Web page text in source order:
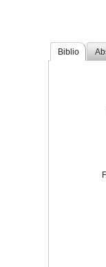
Biblio